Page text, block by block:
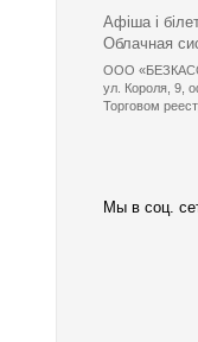
Афіша і
Облачная
ООО
ул. Короля, 9,
Торговом
Мы в соц.